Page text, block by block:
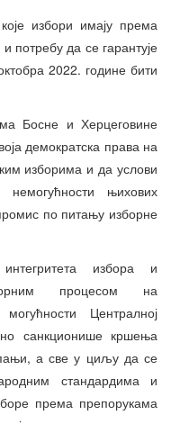
које избори имају према
да се гарантује
2022. године бити
Босне и Херцеговине
демократска права на
изборима и да услови
њихових
по питању изборне
избора и
процесом на
Централној
санкционише кршења
а све у циљу да се
стандардима и
према препорукама